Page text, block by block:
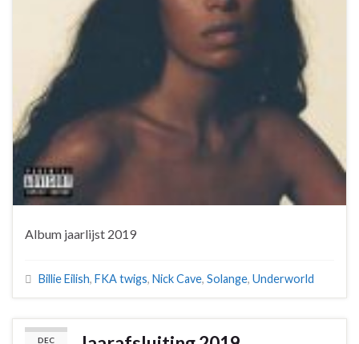
Album jaarlijst 2019
Billie Eilish, FKA twigs, Nick Cave, Solange, Underworld
DEC